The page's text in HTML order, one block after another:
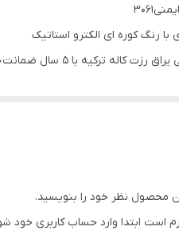
با رنگ کوره ای الکترو استاتیک
کاله ترکیه با ۵ سال ضمانت📝
پشم سنگ
محصول نظر خود را بنویسید.
است ابتدا وارد حساب کاربری خود